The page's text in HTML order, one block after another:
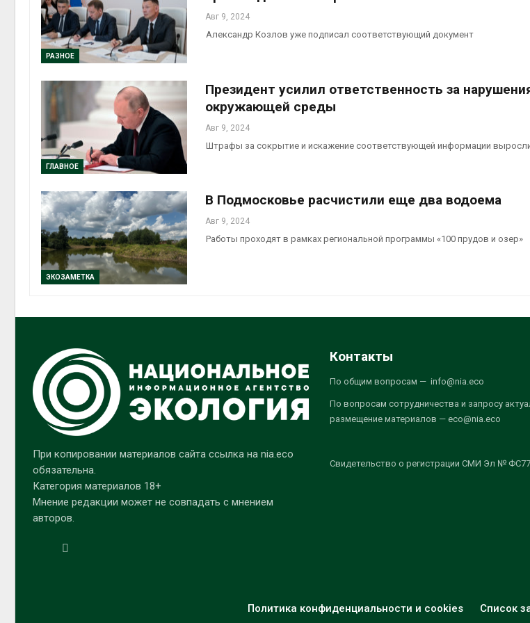
РАЗНОЕ
Авг 9, 2024
Александр Козлов уже подписал соответствующий документ
ГЛАВНОЕ
Президент усилил ответственность за
окружающей среды
Авг 9, 2024
Штрафы за сокрытие и искажение соответствующей информации
ЭКОЗАМЕТКА
В Подмосковье расчистили еще два водоема
Авг 9, 2024
Работы проходят в рамках региональной программы «100 прудов и озер»
При копировании материалов сайта ссылка на nia.eco
обязательна.
Категория материалов 18+
Мнение редакции может не совпадать с мнением
авторов.
Контакты
По общим вопросам — info@nia.eco
По вопросам сотрудничества и запросу
размещение материалов — eco@nia.eco
Свидетельство о регистрации СМИ Эл №
Политика конфиденциальности и cookies Список